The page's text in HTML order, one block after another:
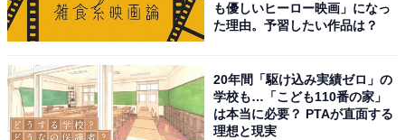
も優しいヒーロー映画」になっ
た理由。予習したい作品は？
20年間「駆け込み実績ゼロ」の
学校も…「こども110番の家」
は本当に必要？ PTAが直面する
理想と現実